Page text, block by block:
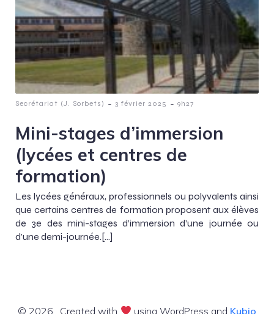
Secrétariat (J. Sorbets) - 3 février 2025 - 9h27
Mini-stages d’immersion
(lycées et centres de
formation)
Les lycées généraux, professionnels ou polyvalents ainsi
que certains centres de formation proposent aux élèves
de 3e des mini-stages d’immersion d’une journée ou
d’une demi-journée.[…]
© 2026 . Created with using WordPress and Kubio